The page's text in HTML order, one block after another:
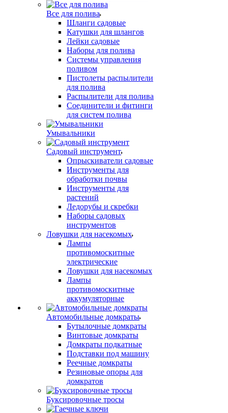
Все для полива
Шланги садовые
Катушки для шлангов
Лейки садовые
Наборы для полива
Системы управления
поливом
Пистолеты распылители
для полива
Распылители для полива
Соединители и фитинги
для систем полива
Умывальники
Садовый инструмент
Опрыскиватели садовые
Инструменты для
обработки почвы
Инструменты для
растений
Ледорубы и скребки
Наборы садовых
инструментов
Ловушки для насекомых
Лампы
противомоскитные
электрические
Ловушки для насекомых
Лампы
противомоскитные
аккумуляторные
Автомобильные домкраты
Бутылочные домкраты
Винтовые домкраты
Домкраты подкатные
Подставки под машину
Реечные домкраты
Резиновые опоры для
домкратов
Буксировочные тросы